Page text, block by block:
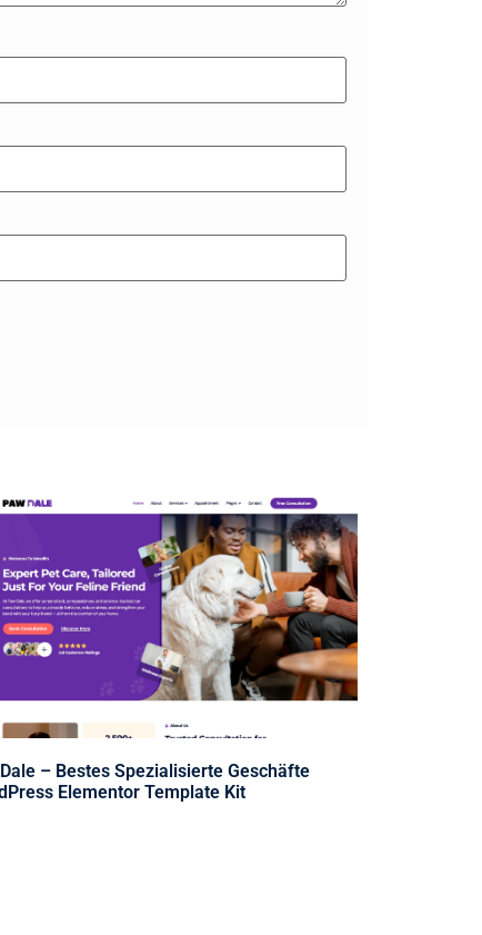
– Bestes Spezialisierte Geschäfte
Elementor Template Kit